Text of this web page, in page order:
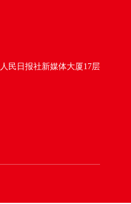
民日报社新媒体大厦17层